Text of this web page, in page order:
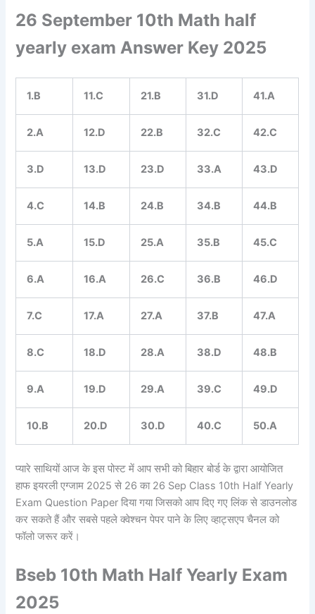
26 September 10th Math half
yearly exam Answer Key 2025
1.B 11.C 21.B 31.D 41.A
2.A 12.D 22.B 32.C 42.C
3.D 13.D 23.D 33.A 43.D
4.C 14.B 24.B 34.B 44.B
5.A 15.D 25.A 35.B 45.C
6.A 16.A 26.C 36.B 46.D
7.C 17.A 27.A 37.B 47.A
8.C 18.D 28.A 38.D 48.B
9.A 19.D 29.A 39.C 49.D
10.B 20.D 30.D 40.C 50.A
प्यारे साथियों आज के इस पोस्ट में आप सभी को बिहार बोर्ड के द्वारा आयोजित
हाफ इयरली एग्जाम 2025 से 26 का 26 Sep Class 10th Half Yearly
Exam Question Paper दिया गया जिसको आप दिए गए लिंक से डाउनलोड
कर सकते हैं और सबसे पहले क्वेश्चन पेपर पाने के लिए व्हाट्सएप चैनल को
फॉलो जरूर करें।
Bseb 10th Math Half Yearly Exam
2025